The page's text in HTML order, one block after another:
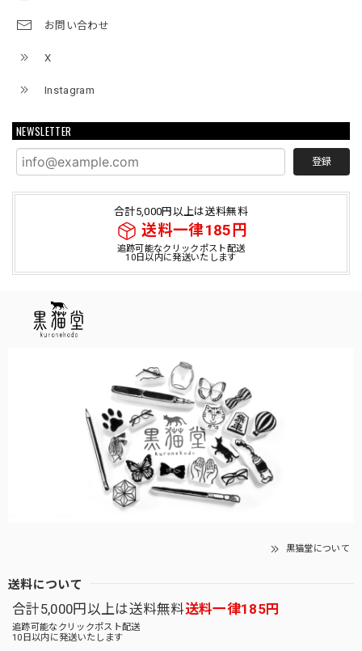
お問い合わせ
X
Instagram
NEWSLETTER
登録
合計5,000円以上は送料無料
送料一律185円
追跡可能なクリックポスト配送
10日以内に発送いたします
黒猫堂について
送料について
合計5,000円以上は送料無料送料一律185円
追跡可能なクリックポスト配送
10日以内に発送いたします